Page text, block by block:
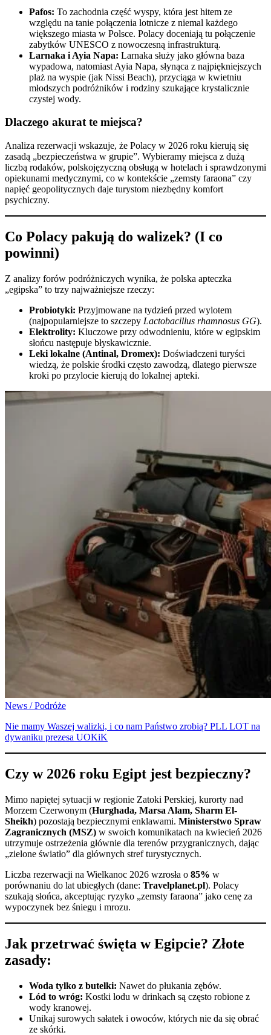
Pafos: To zachodnia część wyspy, która jest hitem ze
względu na tanie połączenia lotnicze z niemal każdego
większego miasta w Polsce. Polacy doceniają tu połączenie
zabytków UNESCO z nowoczesną infrastrukturą.
Larnaka i Ayia Napa: Larnaka służy jako główna baza
wypadowa, natomiast Ayia Napa, słynąca z najpiękniejszych
plaż na wyspie (jak Nissi Beach), przyciąga w kwietniu
młodszych podróżników i rodziny szukające krystalicznie
czystej wody.
Dlaczego akurat te miejsca?
Analiza rezerwacji wskazuje, że Polacy w 2026 roku kierują się
zasadą „bezpieczeństwa w grupie”. Wybieramy miejsca z dużą
liczbą rodaków, polskojęzyczną obsługą w hotelach i sprawdzonymi
opiekunami medycznymi, co w kontekście „zemsty faraona” czy
napięć geopolitycznych daje turystom niezbędny komfort
psychiczny.
Co Polacy pakują do walizek? (I co
powinni)
Z analizy forów podróżniczych wynika, że polska apteczka
„egipska” to trzy najważniejsze rzeczy:
Probiotyki: Przyjmowane na tydzień przed wylotem
(najpopularniejsze to szczepy Lactobacillus rhamnosus GG).
Elektrolity: Kluczowe przy odwodnieniu, które w egipskim
słońcu następuje błyskawicznie.
Leki lokalne (Antinal, Dromex): Doświadczeni turyści
wiedzą, że polskie środki często zawodzą, dlatego pierwsze
kroki po przylocie kierują do lokalnej apteki.
News / Podróże
Nie mamy Waszej walizki, i co nam Państwo zrobią? PLL LOT na
dywaniku prezesa UOKiK
Czy w 2026 roku Egipt jest bezpieczny?
Mimo napiętej sytuacji w regionie Zatoki Perskiej, kurorty nad
Morzem Czerwonym (Hurghada, Marsa Alam, Sharm El-
Sheikh) pozostają bezpiecznymi enklawami. Ministerstwo Spraw
Zagranicznych (MSZ) w swoich komunikatach na kwiecień 2026
utrzymuje ostrzeżenia głównie dla terenów przygranicznych, dając
„zielone światło” dla głównych stref turystycznych.
Liczba rezerwacji na Wielkanoc 2026 wzrosła o 85% w
porównaniu do lat ubiegłych (dane: Travelplanet.pl). Polacy
szukają słońca, akceptując ryzyko „zemsty faraona” jako cenę za
wypoczynek bez śniegu i mrozu.
Jak przetrwać święta w Egipcie? Złote
zasady:
Woda tylko z butelki: Nawet do płukania zębów.
Lód to wróg: Kostki lodu w drinkach są często robione z
wody kranowej.
Unikaj surowych sałatek i owoców, których nie da się obrać
ze skórki.